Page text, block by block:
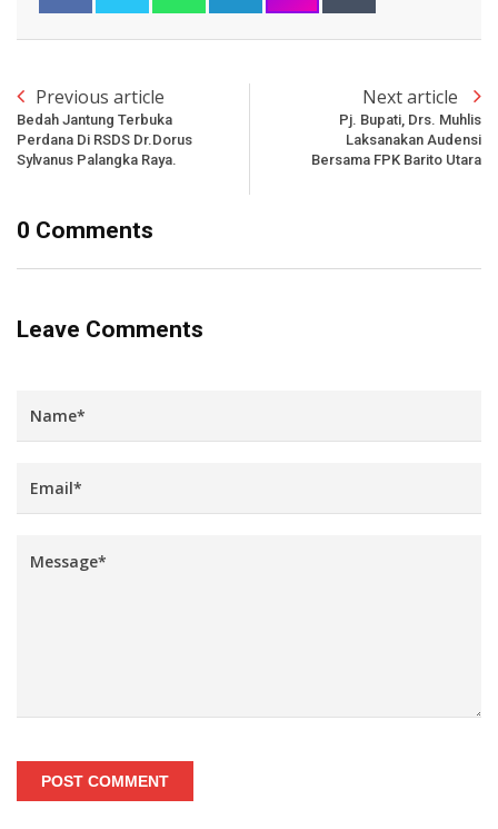
Previous article
Bedah Jantung Terbuka
Perdana Di RSDS Dr.Dorus
Sylvanus Palangka Raya.
Next article
Pj. Bupati, Drs. Muhlis
Laksanakan Audensi
Bersama FPK Barito Utara
0 Comments
Leave Comments
POST COMMENT